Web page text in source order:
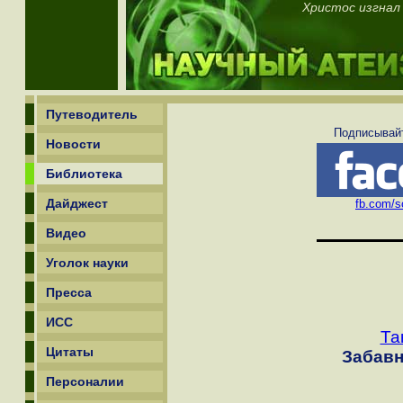
Христос
Путеводитель
Новости
Библиотека
Дайджест
Видео
Уголок науки
Пресса
ИСС
Цитаты
Персоналии
fb.com/